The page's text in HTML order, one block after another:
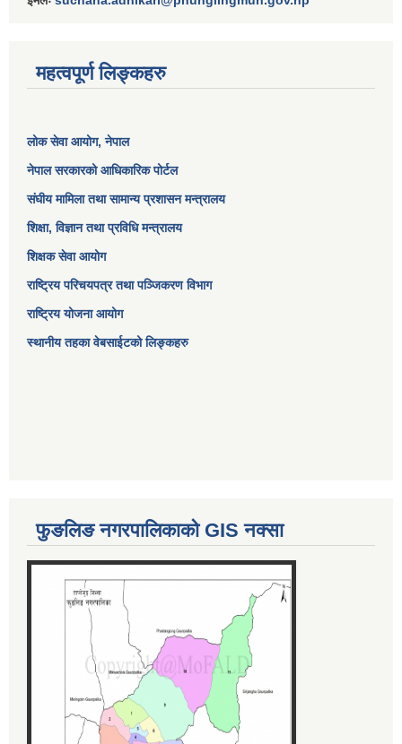
महत्वपूर्ण लिङ्कहरु
लोक सेवा आयोग, नेपाल
नेपाल सरकारको आधिकारिक पोर्टल
संघीय मामिला तथा सामान्य प्रशासन मन्त्रालय
शिक्षा, विज्ञान तथा प्रविधि मन्त्रालय
शिक्षक सेवा आयोग
राष्ट्रिय परिचयपत्र तथा पञ्जिकरण विभाग
राष्ट्रिय योजना आयोग
स्थानीय तहका वेबसाईटको लिङ्कहरु
फुङलिङ नगरपालिकाको GIS नक्सा